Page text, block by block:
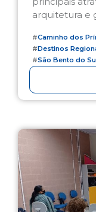
arquitetura e
#Caminho dos
#Destinos
#São Bento do